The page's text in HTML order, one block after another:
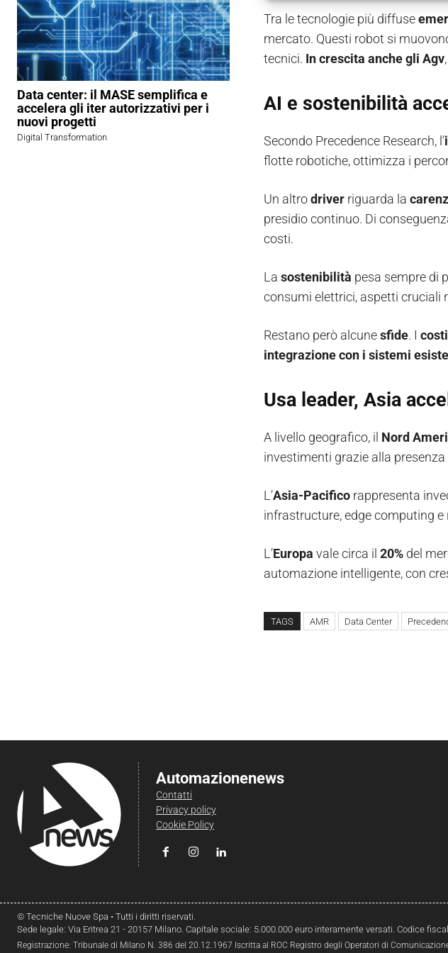
Data center: il MASE semplifica e
accelera gli iter autorizzativi per i
nuovi progetti
Digital Transformation
Tra le tecnologie più diffuse
mercato. Questi robot si
tecnici. In crescita anche gli Agv
AI e sostenibilità
Secondo Precedence Research, l’
flotte robotiche, ottimizza i
Un altrodriver riguarda la
presidio continuo. Di
costi.
La sostenibilità pesa sempre di
consumi elettrici, aspetti cruciali
Restano però alcunesfide. I
integrazione con i sistemi
Usa leader, Asia
A livello geografico, il Nord
investimenti grazie alla
L’Asia-Pacifico rappresenta
infrastructure, edge computing
L’Europa vale circa il 20% del
automazione intelligente, con
TAGS AMR Data Center
Automazionenews
Contatti
Privacy policy
Cookie Policy
© Tecniche Nuove Spa • Tutti i diritti riservati.
Sede legale: Via Eritrea 21 - 20157 Milano. Capitale sociale: 5.000.000 euro interamente versati. Codice
Registrazione: Tribunale di Milano N. 386 del 20.12.1967 Iscritta al ROC Registro degli Operatori di